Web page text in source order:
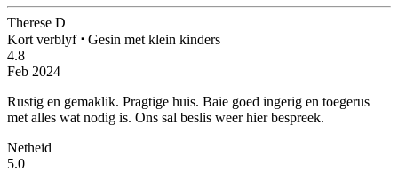
Therese D
Kort verblyf ⋅ Gesin met klein kinders
4.8
Feb 2024
Rustig en gemaklik. Pragtige huis. Baie goed ingerig en toegerus
met alles wat nodig is. Ons sal beslis weer hier bespreek.
Netheid
5.0